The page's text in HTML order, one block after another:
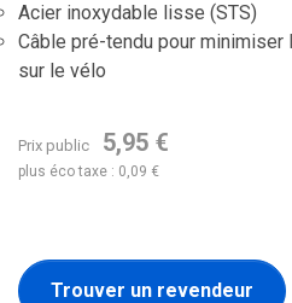
Acier inoxydable lisse (STS)
Câble pré-tendu pour
sur le vélo
Prix public 5,95 €
plus éco taxe : 0,09 €
Trouver un revendeur